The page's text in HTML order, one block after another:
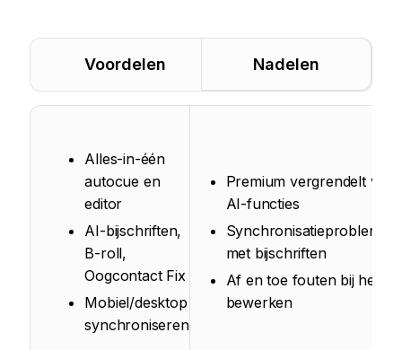
Voordelen Nadelen
Alles-in-één
autocue en
editor
AI-bijschriften,
B-roll,
Oogcontact Fix
Mobiel/desktop
synchroniseren
Premium vergrendelt veel
AI-functies
Synchronisatieproblemen
met bijschriften
Af en toe fouten bij het
bewerken